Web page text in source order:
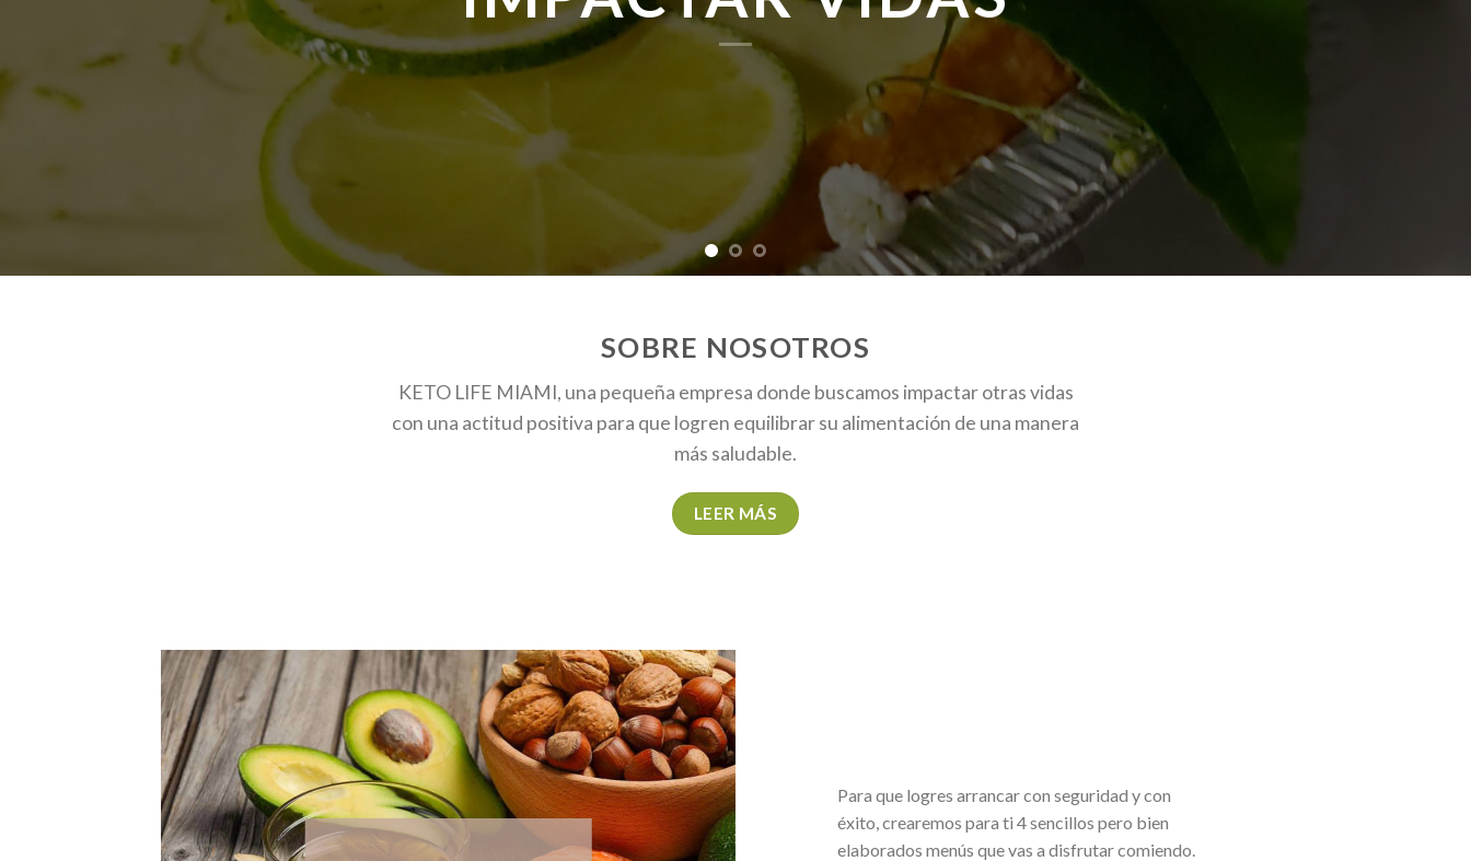
SOBRE NOSOTROS
KETO LIFE MIAMI, una pequeña empresa donde buscamos impactar otras vidas
con una actitud positiva para que logren equilibrar su alimentación de una manera
más saludable.
LEER MÁS
Para que logres arrancar con seguridad y con
éxito, crearemos para ti 4 sencillos pero bien
elaborados menús que vas a disfrutar comiendo.